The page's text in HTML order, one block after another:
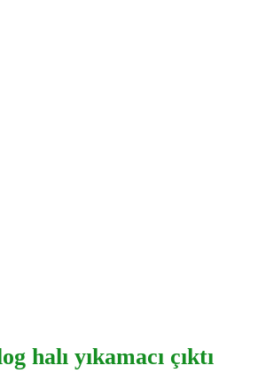
halı yıkamacı çıktı